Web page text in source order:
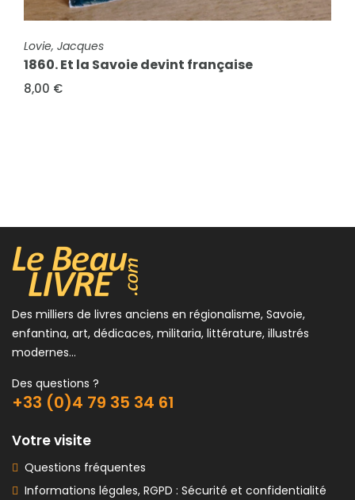
FICHE COMPLÈTE
Lovie, Jacques
1860. Et la Savoie devint française
8,00 €
FICHE COMPLÈTE
Lovie, Jacques
Des milliers de livres anciens en régionalisme, Savoie,
enfantina, art, dédicaces, militaria, littérature, illustrés
modernes...
Des questions ?
+33 (0)4 79 35 34 61
Votre visite
Questions fréquentes
Informations légales, RGPD : Sécurité et confidentialité